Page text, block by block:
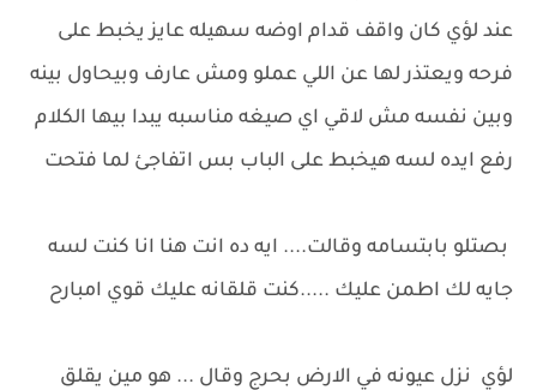
عند لؤي كان واقف قدام اوضه سهيله عايز يخبط على
فرحه ويعتذر لها عن اللي عملو ومش عارف وبيحاول بينه
وبين نفسه مش لاقي اي صيغه مناسبه يبدا بيها الكلام
رفع ايده لسه هيخبط على الباب بس اتفاجئ لما فتحت
بصتلو بابتسامه وقالت.... ايه ده انت هنا انا كنت لسه
جايه لك اطمن عليك .....كنت قلقانه عليك قوي امبارح
لؤي نزل عيونه في الارض بحرج وقال ... هو مين يقلق